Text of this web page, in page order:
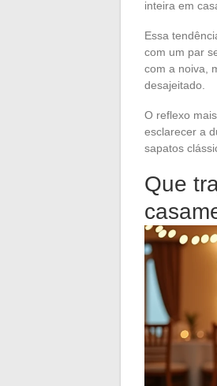
inteira em
Essa
com um par
com a noiva,
desajeitado.
O reflexo
esclarecer a
sapatos
Que